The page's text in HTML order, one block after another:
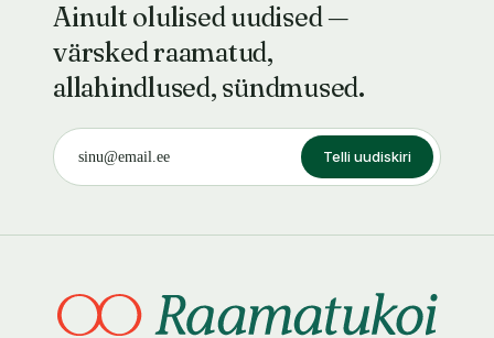
Ainult olulised uudised —
värsked raamatud,
allahindlused, sündmused.
Telli uudiskiri